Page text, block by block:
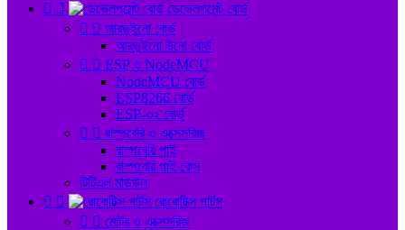
 
ডেভেলপমেন্ট বোর্ড
  আরডুইনো বোর্ড
আরডুইনো উনো বোর্ড
  ESP ও NodeMCU
NodeMCU বোর্ড
ESP8266 বোর্ড
ESP-৩২ বোর্ড
  রাস্পবেরি ও এক্সেসরিজ
রাস্পবেরি পাই
রাস্পবেরি পাই কেস
টিটিএল মডিউল
 
রোবোটিক্স পার্টস
  মোটর ও এক্সেসরিজ